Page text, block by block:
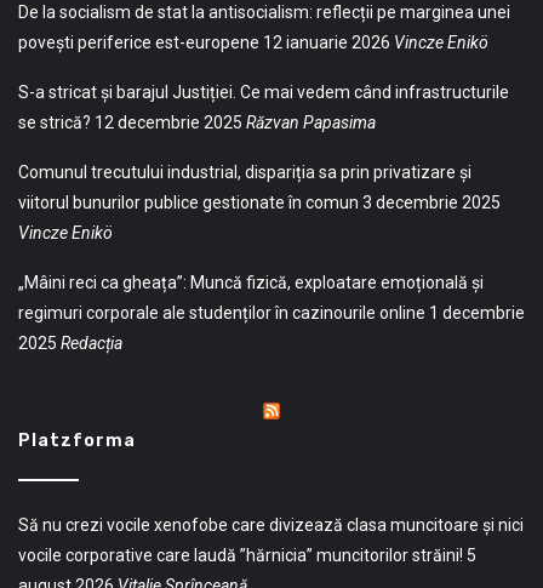
De la socialism de stat la antisocialism: reflecții pe marginea unei
povești periferice est-europene 12 ianuarie 2026 Vincze Enikö
S-a stricat și barajul Justiției. Ce mai vedem când infrastructurile
se strică? 12 decembrie 2025 Răzvan Papasima
Comunul trecutului industrial, dispariția sa prin privatizare și
viitorul bunurilor publice gestionate în comun 3 decembrie 2025
Vincze Enikö
„Mâini reci ca gheața”: Muncă fizică, exploatare emoțională și
regimuri corporale ale studenților în cazinourile online 1 decembrie
2025 Redacția
Platzforma
Să nu crezi vocile xenofobe care divizează clasa muncitoare și nici
vocile corporative care laudă ”hărnicia” muncitorilor străini! 5